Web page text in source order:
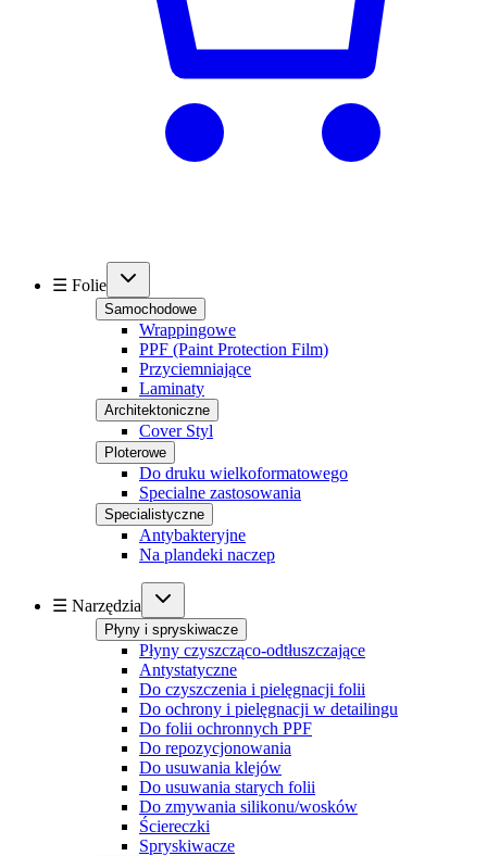
☰ Folie
Samochodowe
Wrappingowe
PPF (Paint Protection Film)
Przyciemniające
Laminaty
Architektoniczne
Cover Styl
Ploterowe
Do druku wielkoformatowego
Specialne zastosowania
Specialistyczne
Antybakteryjne
Na plandeki naczep
☰ Narzędzia
Płyny i spryskiwacze
Płyny czyszcząco-odtłuszczające
Antystatyczne
Do czyszczenia i pielęgnacji folii
Do ochrony i pielęgnacji w detailingu
Do folii ochronnych PPF
Do repozycjonowania
Do usuwania klejów
Do usuwania starych folii
Do zmywania silikonu/wosków
Ściereczki
Spryskiwacze